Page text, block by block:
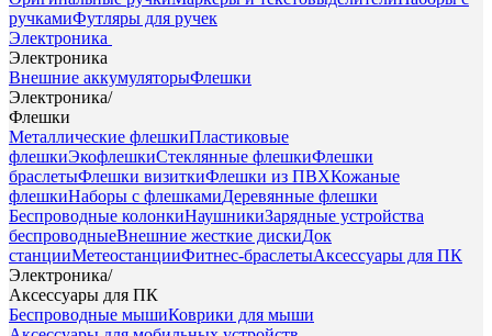
ручкамиФутляры для ручек
Электроника
Электроника
Внешние аккумуляторыФлешки
Электроника/
Флешки
Металлические флешкиПластиковые
флешкиЭкофлешкиСтеклянные флешкиФлешки
браслетыФлешки визиткиФлешки из ПВХКожаные
флешкиНаборы с флешкамиДеревянные флешки
Беспроводные колонкиНаушникиЗарядные устройства
беспроводныеВнешние жесткие дискиДок
станцииМетеостанцииФитнес-браслетыАксессуары для ПК
Электроника/
Аксессуары для ПК
Беспроводные мышиКоврики для мыши